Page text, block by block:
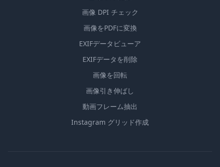
画像 DPI チェック
画像をPDFに変換
EXIFデータビューア
EXIFデータを削除
画像を回転
画像引き伸ばし
動画フレーム抽出
Instagram グリッド作成